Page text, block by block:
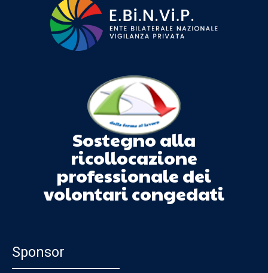
Sostegno alla
ricollocazione
professionale dei
volontari congedati
Sponsor